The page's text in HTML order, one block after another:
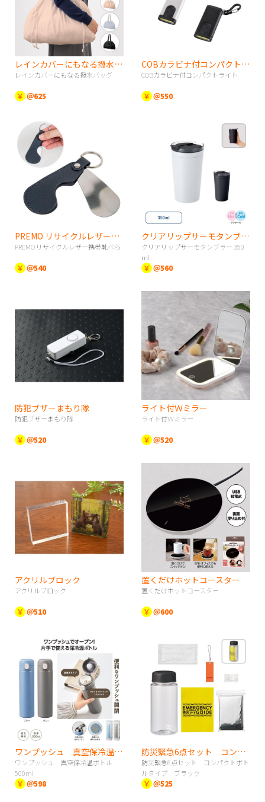
レインカバーにもなる撥水バッグ
レインカバーにもなる撥水バッグ
￥ ＠625
COBカラビナ付コンパクトライト
COBカラビナ付コンパクトライト
￥ ＠550
PREMO リサイクルレザー携帯靴べら
PREMO リサイクルレザー携帯靴べら
￥ ＠540
クリアリップサーモタンブラー 350ｍl
クリアリップサーモタンブラー 350
ｍl
￥ ＠560
防犯ブザーまもり隊
防犯ブザーまもり隊
￥ ＠520
ライト付Ｗミラー
ライト付Ｗミラー
￥ ＠520
アクリルブロック
アクリルブロック
￥ ＠510
置くだけホットコースター
置くだけホットコースター
￥ ＠600
ワンプッシュ 真空保冷温ボトル500ml
ワンプッシュ 真空保冷温ボトル
500ml
￥ ＠598
防災緊急6点セット コンパクトボトルタイプ ブラック
防災緊急6点セット コンパクトボト
ルタイプ ブラック
￥ ＠525